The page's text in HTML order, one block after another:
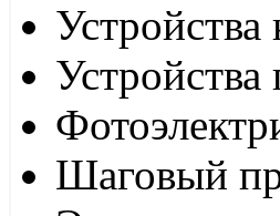
Устройства
Шаговый